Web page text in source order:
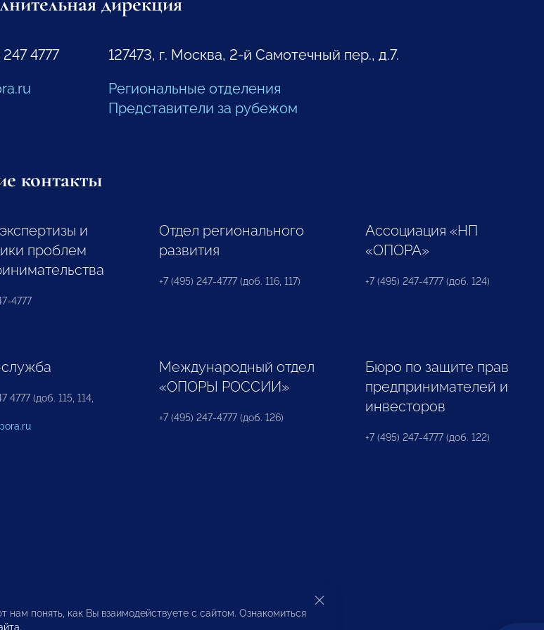
247 4777
127473, г. Москва, 2-й Самотечный пер., д.7.
Региональные отделения
Представители за рубежом
контакты
и
проблем
4777
Отдел регионального
развития
+7 (495) 247-4777 (доб. 116, 117)
Ассоциация «НП
«ОПОРА»
+7 (495) 247-4777 (доб. 124)
4777 (доб. 115, 114,
Международный отдел
«ОПОРЫ РОССИИ»
+7 (495) 247-4777 (доб. 126)
Бюро по защите прав
предпринимателей и
инвесторов
+7 (495) 247-4777 (доб. 122)
понять, как Вы взаимодействуете с сайтом. Ознакомиться
.